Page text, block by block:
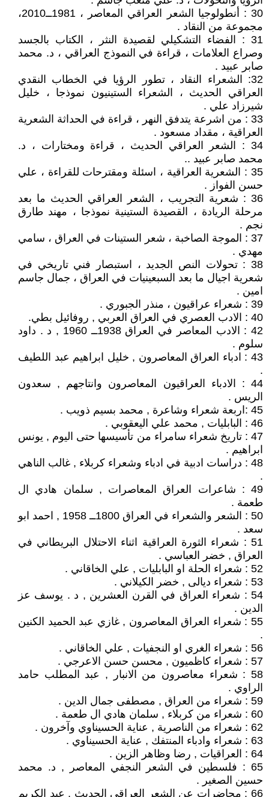
30 : أنطولوجيا الشعر العراقي المعاصر ، 1981ــ2010،
مجموعة من النقاد .
31 : الفضاء التشكيلي لقصيدة النثر ، الكتاب بالجسد
وصراع العلامات ، قراءة في النموذج العراقي ، د. محمد
صابر عبيد .
32: الشعراء النقاد ، تطور الرؤيا في الخطاب النقدي
العراقي الحديث ، الشعراء الستينيون نموذجا ، خليل
شيرزاد علي .
33 : من اشرعة يتدفق النهر ، قراءة في الحداثة الشعرية
العراقية ، مقداد مسعود .
34 : الشعر العراقي الحديث ، قراءة ومختارات ، د.
محمد صابر عبيد ..
35 : الشعرية العراقية ، اسئلة ومقترحات للقراءة ، علي
حسن الفواز .
36 : شعرية التجريب ، الشعر العراقي الحديث ما بعد
مرحلة الريادة ، القصيدة الستينية نموذجا ، مهند طارق
نجم .
37 : الموجة الصاخبة ، شعر الستينات في العراق ، سامي
مهدي .
38 : تحولات النص الجديد ، استبصار فني تاريخي في
شعرية اجيال ما بعد السبعينيات في العراق ، جمال جاسم
امين .
39 : شعراء عراقيون ، منذر الجبوري .
40 : الادب العصري في العراق العربي , روفائيل بطي.
42 : الادب المعاصر في العراق 1938ــ 1960 , د . داود
سلوم .
43 : ادباء العراق المعاصرون , خليل ابراهيم عبد اللطيف
.
44 : الادباء العراقيون المعاصرون وانتاجهم , سعدون
الريس .
45 :اربعة شعراء وشاعرة , محمد بسيم ذويب .
46 : البابليات , محمد علي اليعقوبي .
47 : تاريخ شعراء سامراء من تأسيسها حتى اليوم , يونس
ابراهيم .
48 : دراسات ادبية في ادباء وشعراء كربلاء , غالب الناهي
.
49 : شاعرات العراق المعاصرات , سلمان هادي ال
طعمة .
50 : الشعر والشعراء في العراق 1800ــ 1958 , احمد ابو
سعد .
51 : شعراء الثورة العراقية اثناء الاحتلال البريطاني في
العراق , خضر العباسي .
52 : شعراء الحلة او البابليات , علي الخاقاني .
53 : شعراء ديالى , خضر الكيلاني .
54 : شعراء العراق في القرن العشرين , د . يوسف عز
الدين .
55 : شعراء العراق المعاصرون , غازي عبد الحميد الكنين
.
56 : شعراء الغري او النجفيات , علي الخاقاني .
57 : شعراء كاظميون , محسن حسن الاعرجي .
58 : شعراء معاصرون من الانبار , عبد المطلب حامد
الراوي .
59 : شعراء من العراق , مصطفى جمال الدين .
60 : شعراء من كربلاء , سلمان هادي ال طعمة .
62 : شعراء من الناصرية , عناية الحسيناوي وآخرون .
63 : شعراء وادباء المنتفك , عناية الحسيناوي .
64 : العراقيات , رضا وظاهر الزين .
65 : فلسطين في الشعر النجفي المعاصر , د. محمد
حسين الصغير .
66 : محاضرات عن الشعر العراقي الحديث , عبد الكريم